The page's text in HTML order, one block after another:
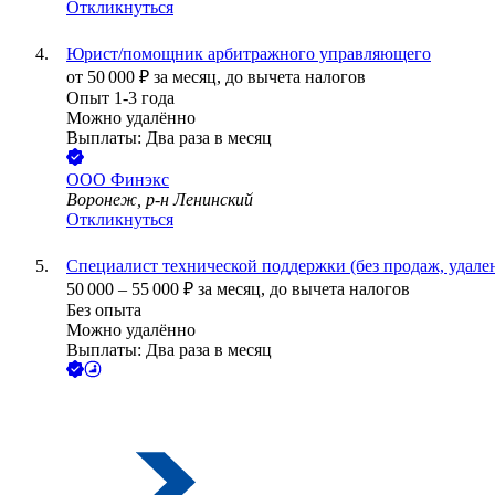
Откликнуться
Юрист/помощник арбитражного управляющего
от 50 000 ₽ за месяц, до вычета налогов
Опыт 1-3 года
Можно удалённо
Выплаты: Два раза в месяц
ООО Финэкс
Воронеж, р-н Ленинский
Откликнуться
Специалист технической поддержки (без продаж,
50 000 – 55 000 ₽ за месяц, до вычета налогов
Без опыта
Можно удалённо
Выплаты: Два раза в месяц